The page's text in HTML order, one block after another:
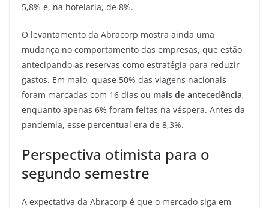
5,8% e, na hotelaria, de 8%.
O levantamento da Abracorp mostra ainda uma
mudança no comportamento das empresas, que estão
antecipando as reservas como estratégia para reduzir
gastos. Em maio, quase 50% das viagens nacionais
foram marcadas com 16 dias ou mais de antecedência,
enquanto apenas 6% foram feitas na véspera. Antes da
pandemia, esse percentual era de 8,3%.
Perspectiva otimista para o
segundo semestre
A expectativa da Abracorp é que o mercado siga em